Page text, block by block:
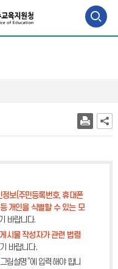
검
색
기
정보(주민등록번호, 휴대폰
개인을 식별할 수 있는 모
바랍니다.
시물 작성자가 관련 법령
바랍니다.
림설명”에 입력해야 합니